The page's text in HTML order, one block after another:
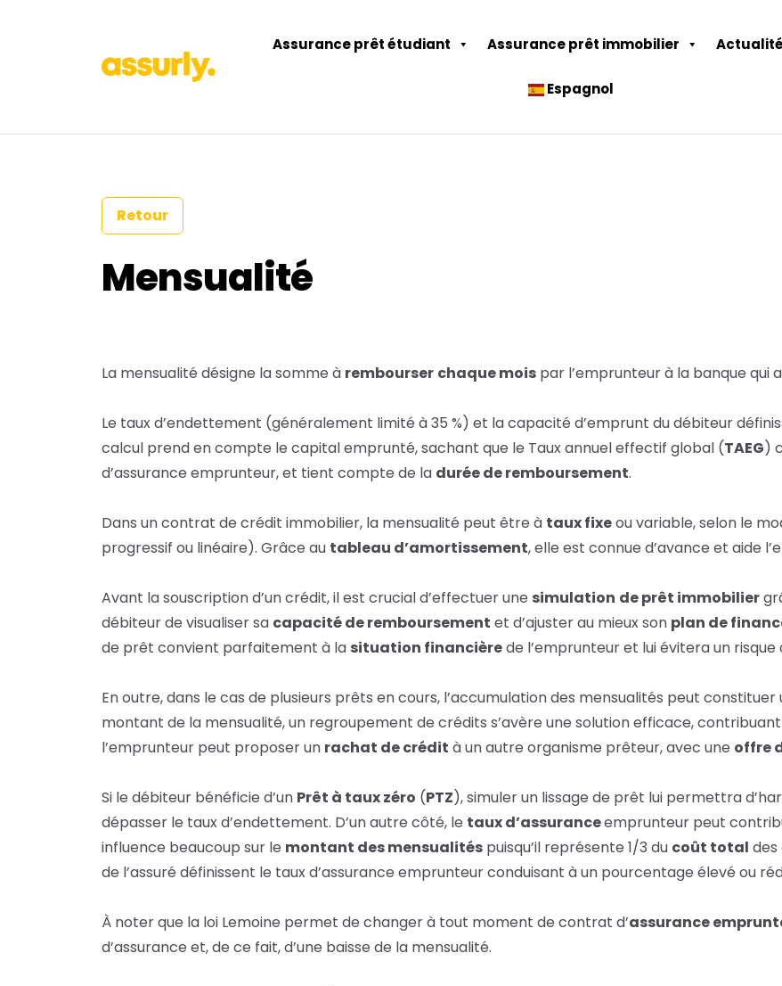
Assurance prêt étudiant Assurance prêt immobilier
Espagnol
Retour
Mensualité
La mensualité désigne la somme à rembourser chaque mois par l’emprunteurà la banque qui
Le taux d’endettement (généralement limité à 35 %) et la capacité d’emprunt du débiteur
calcul prend en compte le capital emprunté, sachant que le Taux annueleffectif global (TAEG)
d’assurance emprunteur, et tient compte de la durée de remboursement.
Dans un contrat de crédit immobilier, la mensualité peut être à taux fixeou variable, selon le
progressif ou linéaire). Grâce au tableau d’amortissement, elle est connue d’avance et aide
Avant la souscription d’un crédit, il est crucial d’effectuer une simulation de prêt immobilier
débiteur de visualiser sa capacité de remboursement et d’ajuster au mieux son plan de
de prêt convient parfaitement à la situation financièrede l’emprunteur et lui évitera un
En outre, dans le cas de plusieurs prêts en cours, l’accumulation des mensualités peut constituer
montant de la mensualité, un regroupement de crédits s’avère une solution efficace,
l’emprunteur peut proposer un rachat de crédit à un autre organisme prêteur, avec une offre
Si le débiteur bénéficie d’un Prêt à taux zéro (PTZ), simuler un lissage de prêt lui permettra
dépasser le taux d’endettement. D’un autre côté, le taux d’assuranceemprunteur peut
influence beaucoup sur le montant des mensualités puisqu’il représente 1/3 du coût total des
de l’assuré définissent le taux d’assurance emprunteur conduisant à un pourcentage élevé ou
À noter que la loi Lemoine permet de changer à tout moment de contrat d’assurance
d’assurance et, de ce fait, d’une baisse de la mensualité.